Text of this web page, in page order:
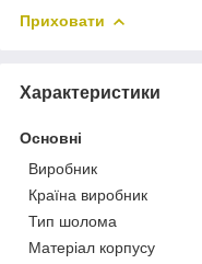
Приховати
Характеристики
Основні
Виробник
Країна виробник
Тип шолома
Матеріал корпусу